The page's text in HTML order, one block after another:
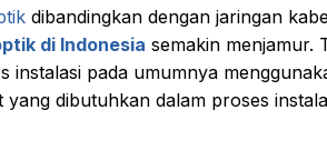
dibandingkan dengan jaringan
di Indonesia semakin menjamur.
instalasi pada umumnya
dibutuhkan dalam proses